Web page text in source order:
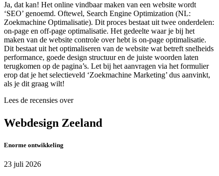
Ja, dat kan! Het online vindbaar maken van een website wordt
‘SEO’ genoemd. Oftewel, Search Engine Optimization (NL:
Zoekmachine Optimalisatie). Dit proces bestaat uit twee onderdelen:
on-page en off-page optimalisatie. Het gedeelte waar je bij het
maken van de website controle over hebt is on-page optimalisatie.
Dit bestaat uit het optimaliseren van de website wat betreft snelheids
performance, goede design structuur en de juiste woorden laten
terugkomen op de pagina’s. Let bij het aanvragen via het formulier
erop dat je het selectieveld ‘Zoekmachine Marketing’ dus aanvinkt,
als je dit graag wilt!
Lees de recensies over
Webdesign Zeeland
Enorme ontwikkeling
23 juli 2026